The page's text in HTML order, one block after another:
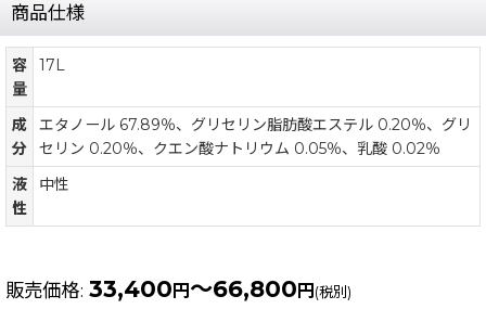
商品仕様
容
量
17L
成
分
エタノール 67.89％、グリセリン脂肪酸エステル 0.20％、グリ
セリン 0.20％、クエン酸ナトリウム 0.05％、乳酸 0.02％
液
性
中性
販売価格: 33,400 円 ～66,800 円 (税別)